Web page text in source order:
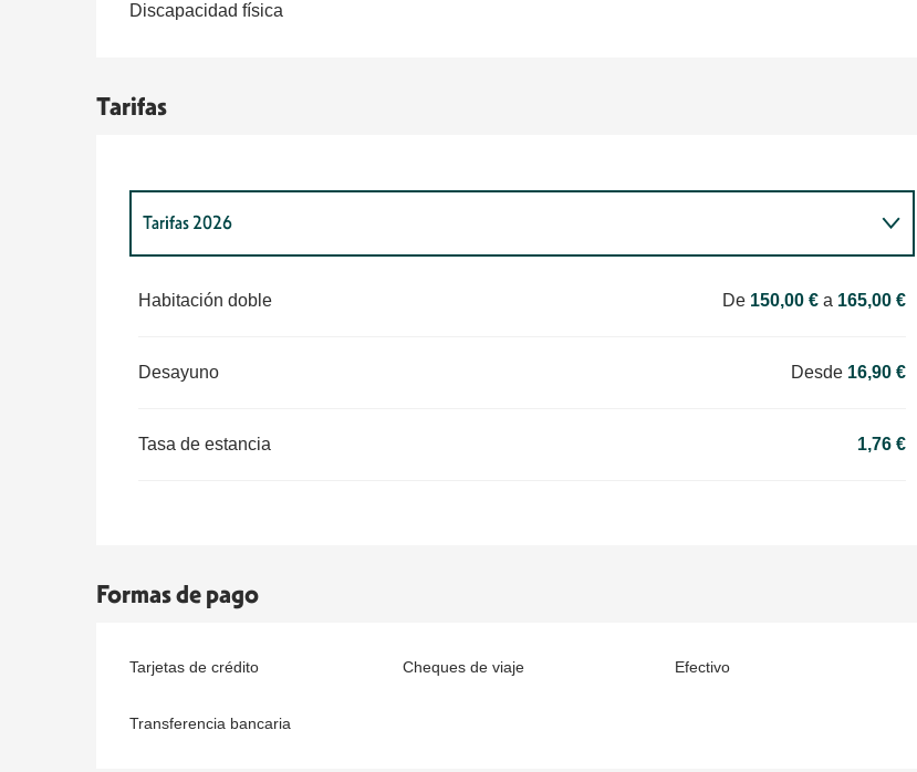
Discapacidad física
Tarifas
Tarifas 2026
Tarifas 2027
Habitación doble De 150,00 € a 165,00 €
Desayuno Desde 16,90 €
Tasa de estancia 1,76 €
Formas de pago
Tarjetas de crédito Cheques de viaje Efectivo
Transferencia bancaria